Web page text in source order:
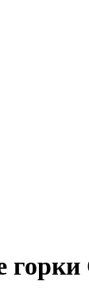
горки